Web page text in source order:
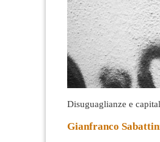
Disuguaglianze e
Gianfranco